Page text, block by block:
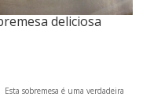
deliciosa
sobremesa é uma verdadeira